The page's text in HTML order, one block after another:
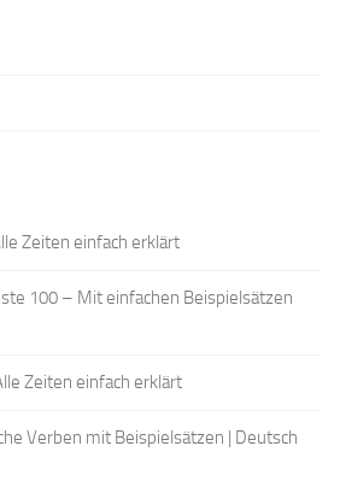
Zeiten einfach erklärt
100 – Mit einfachen Beispielsätzen
Zeiten einfach erklärt
Verben mit Beispielsätzen | Deutsch